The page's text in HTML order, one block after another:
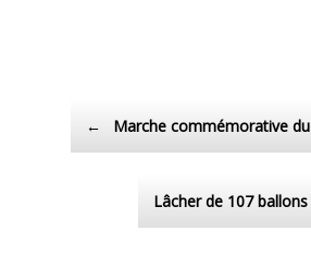
← Marche commémorative
Lâcher de 107 ballons